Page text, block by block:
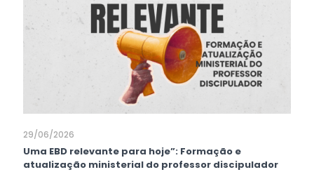
29/06/2026
Uma EBD relevante para hoje”: Formação e
atualização ministerial do professor discipulador